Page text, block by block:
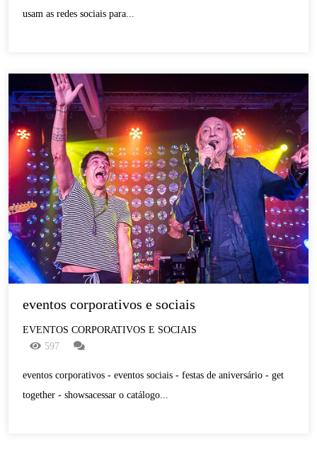
usam as redes sociais para...
eventos corporativos e sociais
EVENTOS CORPORATIVOS E SOCIAIS
597
eventos corporativos - eventos sociais - festas de aniversário - get
together - showsacessar o catálogo...